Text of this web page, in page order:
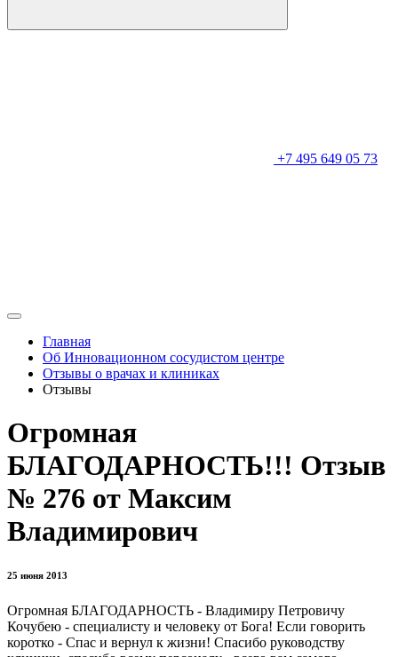
+7 495 649 05 73
Главная
Об Инновационном сосудистом центре
Отзывы о врачах и клиниках
Отзывы
Огромная
БЛАГОДАРНОСТЬ!!! Отзыв
№ 276 от Максим
Владимирович
25 июня 2013
Огромная БЛАГОДАРНОСТЬ - Владимиру Петровичу
Кочубею - специалисту и человеку от Бога! Если говорить
коротко - Спас и вернул к жизни! Спасибо руководству